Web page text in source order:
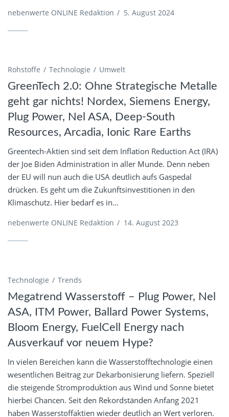
nebenwerte ONLINE Redaktion / 5. August 2024
Rohstoffe Technologie Umwelt
GreenTech 2.0: Ohne Strategische Metalle
geht gar nichts! Nordex, Siemens Energy,
Plug Power, Nel ASA, Deep-South
Resources, Arcadia, Ionic Rare Earths
Greentech-Aktien sind seit dem Inflation Reduction Act (IRA)
der Joe Biden Administration in aller Munde. Denn neben
der EU will nun auch die USA deutlich aufs Gaspedal
drücken. Es geht um die Zukunftsinvestitionen in den
Klimaschutz. Hier bedarf es in...
nebenwerte ONLINE Redaktion / 14. August 2023
Technologie Trends
Megatrend Wasserstoff – Plug Power, Nel
ASA, ITM Power, Ballard Power Systems,
Bloom Energy, FuelCell Energy nach
Ausverkauf vor neuem Hype?
In vielen Bereichen kann die Wasserstofftechnologie einen
wesentlichen Beitrag zur Dekarbonisierung liefern. Speziell
die steigende Stromproduktion aus Wind und Sonne bietet
hierbei Chancen. Seit den Rekordständen Anfang 2021
haben Wasserstoffaktien wieder deutlich an Wert verloren.